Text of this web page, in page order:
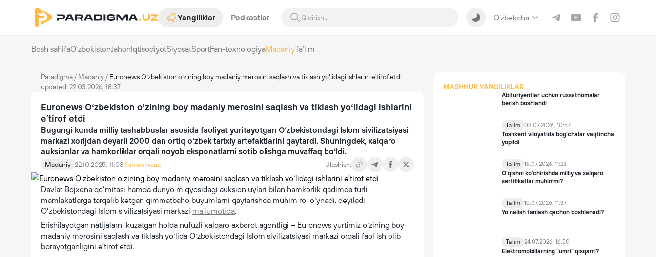
Yangiliklar Podkastlar O‘zbekcha
Bosh sahifaOʻzbekistonJahonIqtisodiyotSiyosatSportFan-texnologiyaMadaniyTa'lim
Paradigma / Madaniy / Euronews Oʻzbekiston oʻzining boy madaniy merosini saqlash va tiklash yoʻlidagi ishlarini eʼtirof etdi
updated: 22.03.2026, 18:37
Euronews Oʻzbekiston oʻzining boy madaniy merosini saqlash va tiklash yoʻlidagi ishlarini
eʼtirof etdi
Bugungi kunda milliy tashabbuslar asosida faoliyat yuritayotgan Oʻzbekistondagi Islom sivilizatsiyasi
markazi xorijdan deyarli 2000 dan ortiq oʻzbek tarixiy artefaktlarini qaytardi. Shuningdek, xalqaro
auksionlar va hamkorliklar orqali noyob eksponatlarni sotib olishga muvaffaq boʻldi.
Madaniy 22.10.2025, 11:03Кириллчада Ulashish:
Davlat Bojxona qoʻmitasi hamda dunyo miqyosidagi auksion uylari bilan hamkorlik qadimda turli
mamlakatlarga tarqalib ketgan qimmatbaho buyumlarni qaytarishda muhim rol oʻynadi, deyiladi
Oʻzbekistondagi Islom sivilizatsiyasi markazi maʼlumotida.
Erishilayotgan natijalarni kuzatgan holda nufuzli xalqaro axborot agentligi – Euronews yurtimiz oʻzining boy
madaniy merosini saqlash va tiklash yoʻlida Oʻzbekistondagi Islom sivilizatsiyasi markazi orqali faol ish olib
borayotganligini eʼtirof etdi.
MASHHUR YANGILIKLAR
Abituriyentlar uchun ruxsatnomalar
berish boshlandi
Ta'lim 08.07.2026, 10:57
Toshkent viloyatida bog‘chalar vaqtincha
yopildi
Ta'lim 16.07.2026, 11:28
O‘qishni ko‘chirishda milliy va xalqaro
sertifikatlar muhimmi?
Ta'lim 16.07.2026, 11:37
Yo’nalish tanlash qachon boshlanadi?
Ta'lim 24.07.2026, 16:50
Elektromobillarning "umri" qisqami?